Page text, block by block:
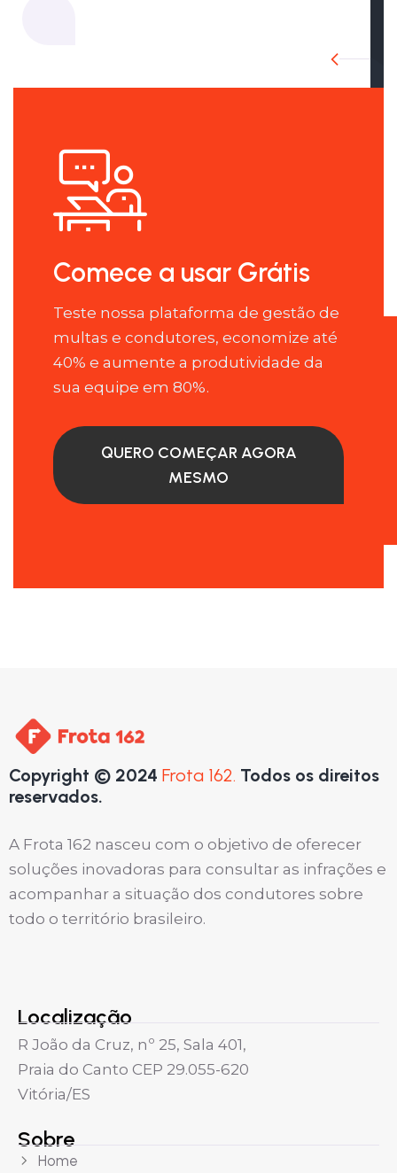
Comece a usar Grátis
Teste nossa plataforma de gestão de
multas e condutores, economize até
40% e aumente a produtividade da
sua equipe em 80%.
QUERO COMEÇAR AGORA
MESMO
Copyright © 2024 Frota 162. Todos os direitos
reservados.
A Frota 162 nasceu com o objetivo de oferecer
soluções inovadoras para consultar as infrações e
acompanhar a situação dos condutores sobre
todo o território brasileiro.
Localização
R João da Cruz, nº 25, Sala 401,
Praia do Canto CEP 29.055-620
Vitória/ES
Sobre
Home